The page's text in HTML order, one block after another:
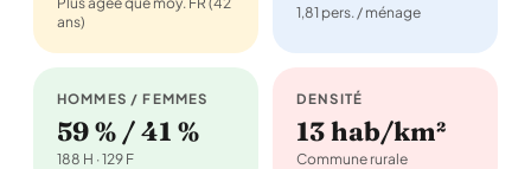
ans)
1,81 pers. / ménage
HOMMES / FEMMES
59 % / 41 %
188 H · 129 F
DENSITÉ
13 hab/km²
Commune rurale